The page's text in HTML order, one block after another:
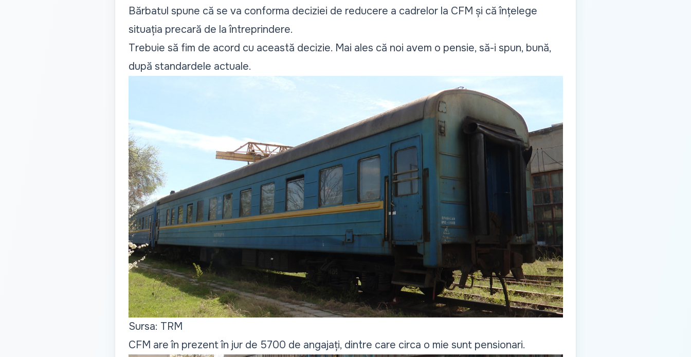
Bărbatul spune că se va conforma deciziei de reducere a cadrelor la CFM și că înțelege
situația precară de la întreprindere.
Trebuie să fim de acord cu această decizie. Mai ales că noi avem o pensie, să-i spun, bună,
după standardele actuale.
Sursa: TRM
CFM are în prezent în jur de 5700 de angajați, dintre care circa o mie sunt pensionari.